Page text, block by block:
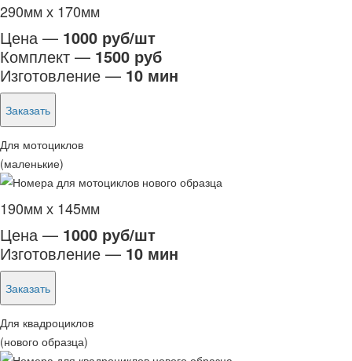
290мм х 170мм
Цена — 1000 руб/шт
Комплект — 1500 руб
Изготовление — 10 мин
Заказать
Для мотоциклов
(маленькие)
190мм х 145мм
Цена — 1000 руб/шт
Изготовление — 10 мин
Заказать
Для квадроциклов
(нового образца)